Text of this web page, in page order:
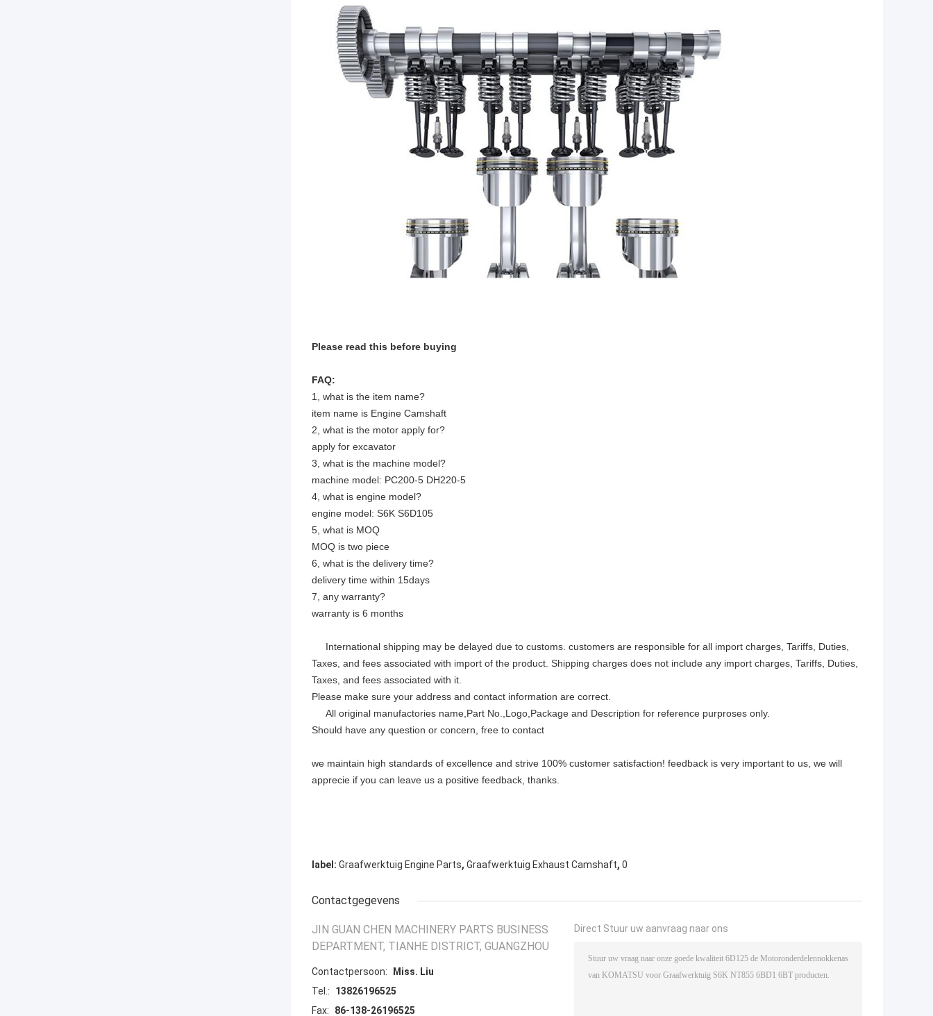
Please read this before buying
FAQ:
1, what is the item name?
item name is Engine Camshaft
2, what is the motor apply for?
apply for excavator
3, what is the machine model?
machine model: PC200-5 DH220-5
4, what is engine model?
engine model: S6K S6D105
5, what is MOQ
MOQ is two piece
6, what is the delivery time?
delivery time within 15days
7, any warranty?
warranty is 6 months
International shipping may be delayed due to customs. customers are responsible for all import charges, Tariffs, Duties,
Taxes, and fees associated with import of the product. Shipping charges does not include any import charges, Tariffs, Duties,
Taxes, and fees associated with it.
Please make sure your address and contact information are correct.
All original manufactories name,Part No.,Logo,Package and Description for reference purproses only.
Should have any question or concern, free to contact
we maintain high standards of excellence and strive 100% customer satisfaction! feedback is very important to us, we will
apprecie if you can leave us a positive feedback, thanks.
label: Graafwerktuig Engine Parts, Graafwerktuig Exhaust Camshaft, 0
Contactgegevens
JIN GUAN CHEN MACHINERY PARTS BUSINESS
DEPARTMENT, TIANHE DISTRICT, GUANGZHOU
Contactpersoon:
Miss. Liu
Tel.:
13826196525
Fax:
86-138-26196525
Direct Stuur uw aanvraag naar ons